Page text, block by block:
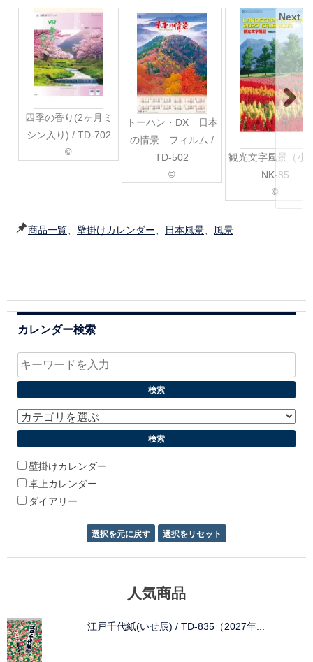
四季の香り(2ヶ月ミ
シン入り) / TD-702
©
トーハン・DX 日本
の情景 フィルム /
TD-502
©
観光文字風景（小
NK-85
©
Next
商品一覧 壁掛けカレンダー 日本風景 風景
カレンダー検索
壁掛けカレンダー
卓上カレンダー
ダイアリー
人気商品
江戸千代紙(いせ辰) / TD-835（2027年...